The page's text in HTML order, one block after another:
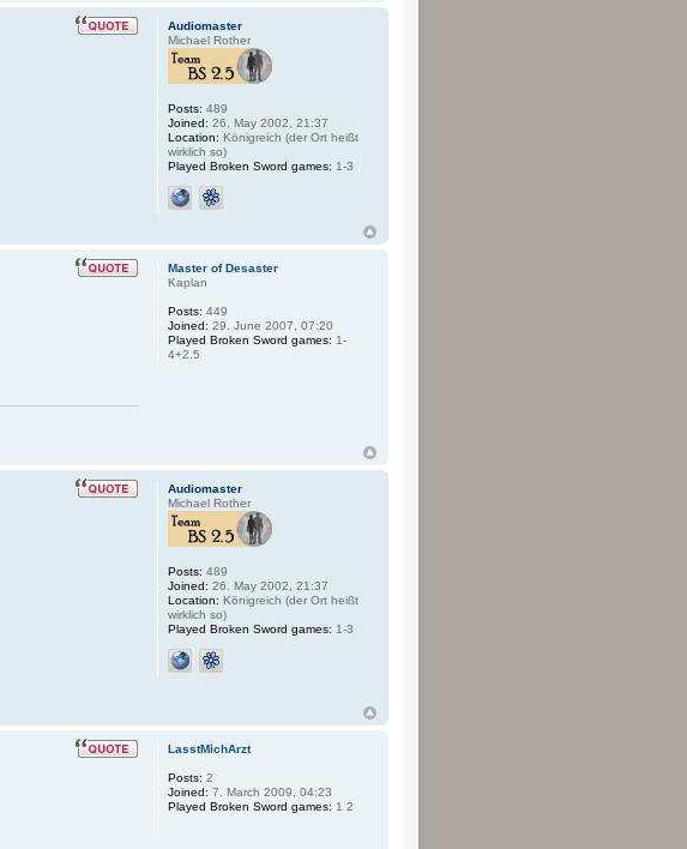
Audiomaster
Michael Rother
Posts: 489
Joined: 26. May 2002, 21:37
Location: Königreich (der Ort heißt
wirklich so)
Played Broken Sword games: 1-3
Master of Desaster
Kaplan
Posts: 449
Joined: 29. June 2007, 07:20
Played Broken Sword games: 1-
4+2.5
Audiomaster
Michael Rother
Posts: 489
Joined: 26. May 2002, 21:37
Location: Königreich (der Ort heißt
wirklich so)
Played Broken Sword games: 1-3
LasstMichArzt
Posts: 2
Joined: 7. March 2009, 04:23
Played Broken Sword games: 1 2